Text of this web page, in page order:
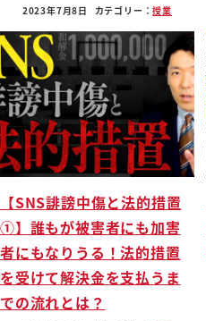
2023年7月8日 カテゴリー：授業
【SNS誹謗中傷と法的措置
①】誰もが被害者にも加害
者にもなりうる！法的措置
を受けて解決金を支払うま
での流れとは？